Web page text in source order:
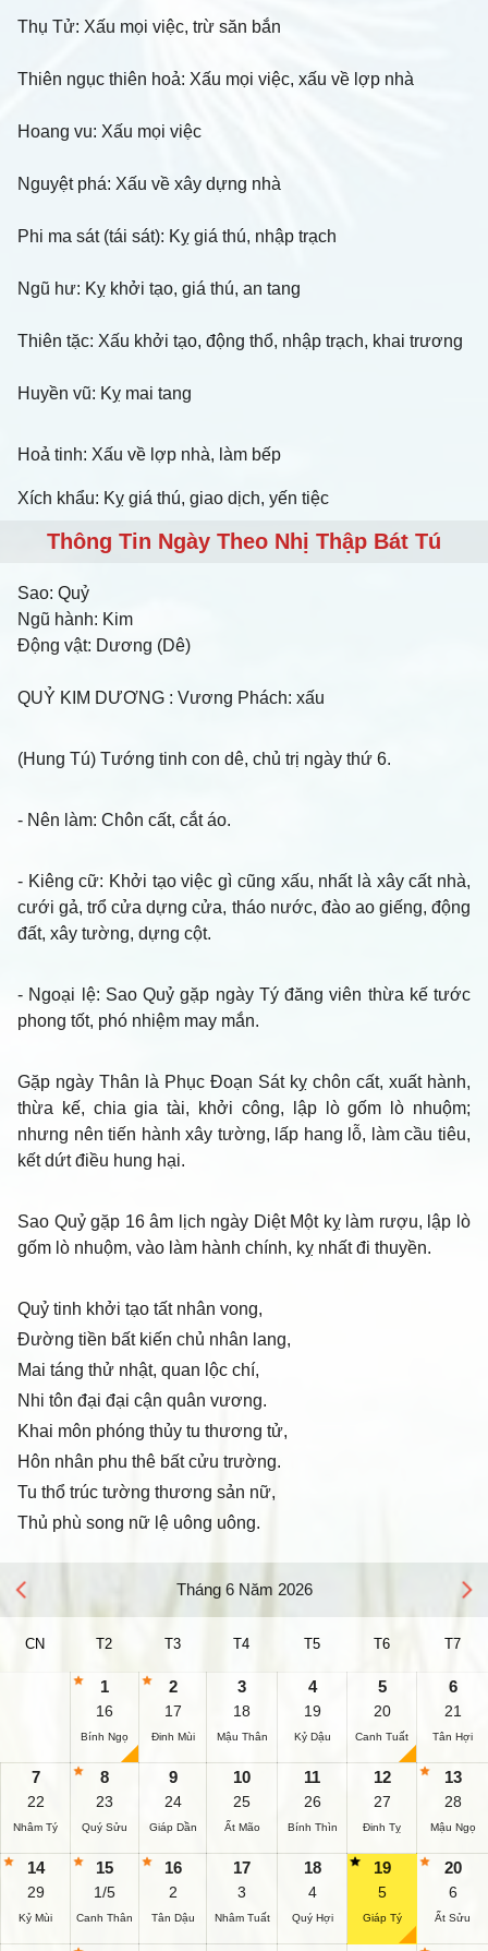
Thụ Tử: Xấu mọi việc, trừ săn bắn
Thiên ngục thiên hoả: Xấu mọi việc, xấu về lợp nhà
Hoang vu: Xấu mọi việc
Nguyệt phá: Xấu về xây dựng nhà
Phi ma sát (tái sát): Kỵ giá thú, nhập trạch
Ngũ hư: Kỵ khởi tạo, giá thú, an tang
Thiên tặc: Xấu khởi tạo, động thổ, nhập trạch, khai trương
Huyền vũ: Kỵ mai tang
Hoả tinh: Xấu về lợp nhà, làm bếp
Xích khẩu: Kỵ giá thú, giao dịch, yến tiệc
Thông Tin Ngày Theo Nhị Thập Bát Tú
Sao: Quỷ
Ngũ hành: Kim
Động vật: Dương (Dê)
QUỶ KIM DƯƠNG : Vương Phách: xấu
(Hung Tú) Tướng tinh con dê, chủ trị ngày thứ 6.
- Nên làm: Chôn cất, cắt áo.
- Kiêng cữ: Khởi tạo việc gì cũng xấu, nhất là xây cất nhà,
cưới gả, trổ cửa dựng cửa, tháo nước, đào ao giếng, động
đất, xây tường, dựng cột.
- Ngoại lệ: Sao Quỷ gặp ngày Tý đăng viên thừa kế tước
phong tốt, phó nhiệm may mắn.
Gặp ngày Thân là Phục Đoạn Sát kỵ chôn cất, xuất hành,
thừa kế, chia gia tài, khởi công, lập lò gốm lò nhuộm;
nhưng nên tiến hành xây tường, lấp hang lỗ, làm cầu tiêu,
kết dứt điều hung hại.
Sao Quỷ gặp 16 âm lịch ngày Diệt Một kỵ làm rượu, lập lò
gốm lò nhuộm, vào làm hành chính, kỵ nhất đi thuyền.
Quỷ tinh khởi tạo tất nhân vong,
Đường tiền bất kiến chủ nhân lang,
Mai táng thử nhật, quan lộc chí,
Nhi tôn đại đại cận quân vương.
Khai môn phóng thủy tu thương tử,
Hôn nhân phu thê bất cửu trường.
Tu thổ trúc tường thương sản nữ,
Thủ phù song nữ lệ uông uông.
Tháng 6 Năm 2026
CN T2 T3 T4 T5 T6 T7
1
16
Bính Ngọ
2
17
Đinh Mùi
3
18
Mậu Thân
4
19
Kỷ Dậu
5
20
Canh Tuất
6
21
Tân Hợi
7
22
Nhâm Tý
8
23
Quý Sửu
9
24
Giáp Dần
10
25
Ất Mão
11
26
Bính Thìn
12
27
Đinh Tỵ
13
28
Mậu Ngọ
14
29
Kỷ Mùi
15
1/5
Canh Thân
16
2
Tân Dậu
17
3
Nhâm Tuất
18
4
Quý Hợi
19
5
Giáp Tý
20
6
Ất Sửu